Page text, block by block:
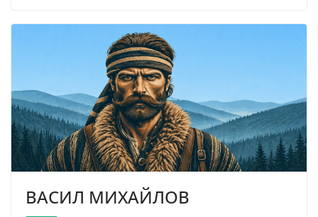
ВАСИЛ МИХАЙЛОВ